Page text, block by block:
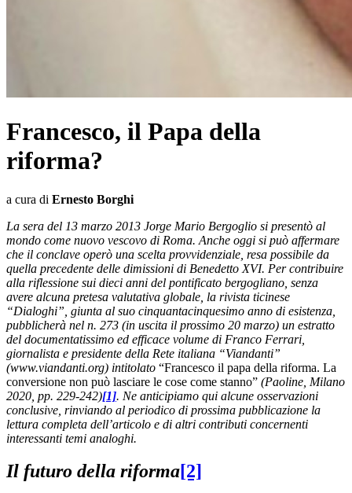
Francesco, il Papa della
riforma?
a cura di Ernesto Borghi
La sera del 13 marzo 2013 Jorge Mario Bergoglio si presentò al
mondo come nuovo vescovo di Roma. Anche oggi si può affermare
che il conclave operò una scelta provvidenziale, resa possibile da
quella precedente delle dimissioni di Benedetto XVI. Per contribuire
alla riflessione sui dieci anni del pontificato bergogliano, senza
avere alcuna pretesa valutativa globale, la rivista ticinese
“Dialoghi”, giunta al suo cinquantacinquesimo anno di esistenza,
pubblicherà nel n. 273 (in uscita il prossimo 20 marzo) un estratto
del documentatissimo ed efficace volume di Franco Ferrari,
giornalista e presidente della Rete italiana “Viandanti”
(www.viandanti.org) intitolato “Francesco il papa della riforma. La
conversione non può lasciare le cose come stanno” (Paoline, Milano
2020, pp. 229-242)[1]. Ne anticipiamo qui alcune osservazioni
conclusive, rinviando al periodico di prossima pubblicazione la
lettura completa dell’articolo e di altri contributi concernenti
interessanti temi analoghi.
Il futuro della riforma[2]